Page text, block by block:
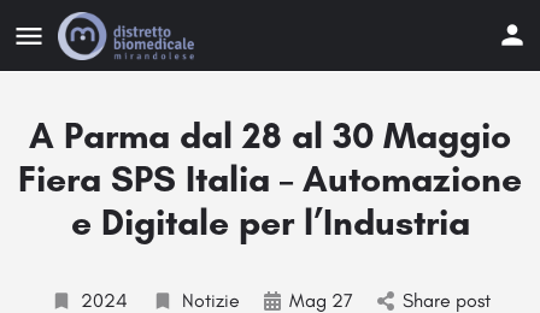
A Parma dal 28 al 30 Maggio
Fiera SPS Italia – Automazione
e Digitale per l’Industria
2024 Notizie Mag 27 Share post